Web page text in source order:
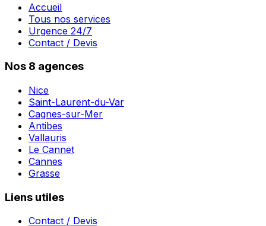
Accueil
Tous nos services
Urgence 24/7
Contact / Devis
Nos 8 agences
Nice
Saint-Laurent-du-Var
Cagnes-sur-Mer
Antibes
Vallauris
Le Cannet
Cannes
Grasse
Liens utiles
Contact / Devis